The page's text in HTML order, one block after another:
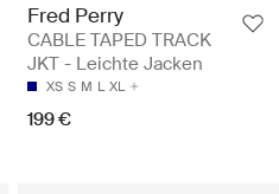
Fred Perry
CABLE TAPED TRACK
JKT - Leichte Jacken
XS S M L XL
199 €